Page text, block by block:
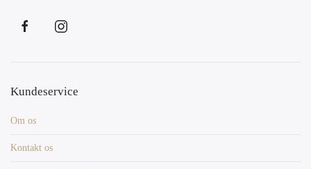
Kundeservice
Om os
Kontakt os